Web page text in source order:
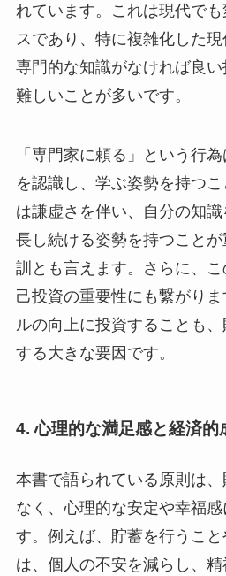
れています。これは現代で
スであり、特に複雑化した現
専門的な知識がなければ良
難しいことが多いです。
「専門家に頼る」という行
を認識し、学ぶ姿勢を持つ
は謙虚さを伴い、自分の知
長し続ける姿勢を持つこと
訓とも言えます。さらに、
己投資の重要性にも繋がり
ルの向上に投資することも
する大きな要因です。
4.心理的な満足感と経済的
本書で語られている原則は
なく、心理的な安定や幸福
す。例えば、貯蓄を行うこ
は、個人の不安を減らし、